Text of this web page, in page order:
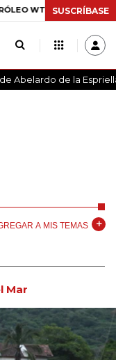
WTI US$ 78,01 US$
SUSCRÍBASE
Abelardo de la
A MIS TEMAS
Mar